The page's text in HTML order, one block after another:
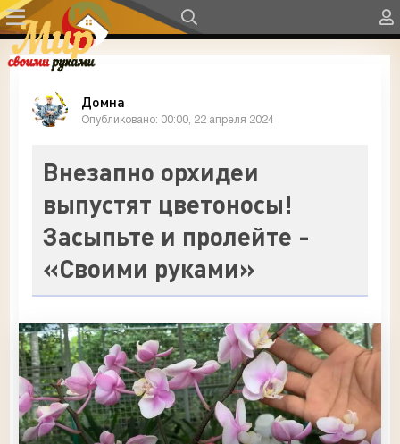
Домна
Опубликовано: 00:00, 22 апреля 2024
Внезапно орхидеи
выпустят цветоносы!
Засыпьте и пролейте -
«Своими руками»